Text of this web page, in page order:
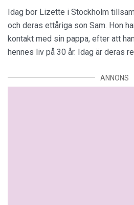
Idag bor Lizette i Stockholm
och deras ettåriga son Sam. Hon
kontakt med sin pappa, efter att
hennes liv på 30 år. Idag är deras
ANNONS